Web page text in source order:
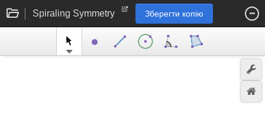
Spiraling Symmetry Зберегти копію